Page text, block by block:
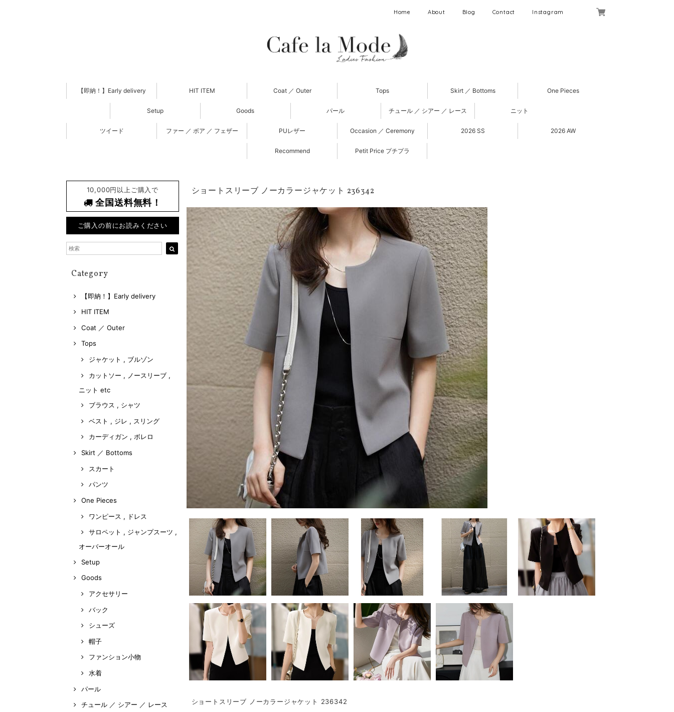
Home About Blog Contact Instagram
【即納！】Early delivery HIT ITEM Coat ／ Outer Tops Skirt ／ Bottoms One Pieces
Setup Goods パール チュール ／ シアー ／ レース ニット
ツイード ファー ／ ボア ／ フェザー PUレザー Occasion ／ Ceremony 2026 SS 2026 AW
Recommend Petit Price プチプラ
10,000円以上ご購入で
全国送料無料！
ご購入の前にお読みください
Category
【即納！】Early delivery
HIT ITEM
Coat ／ Outer
Tops
ジャケット , ブルゾン
カットソー , ノースリーブ ,
ニット etc
ブラウス , シャツ
ベスト , ジレ , スリング
カーディガン , ボレロ
Skirt ／ Bottoms
スカート
パンツ
One Pieces
ワンピース , ドレス
サロペット , ジャンプスーツ ,
オーバーオール
Setup
Goods
アクセサリー
バック
シューズ
帽子
ファンション小物
水着
パール
チュール ／ シアー ／ レース
ショートスリーブ ノーカラージャケット 236342
ショートスリーブ ノーカラージャケット 236342